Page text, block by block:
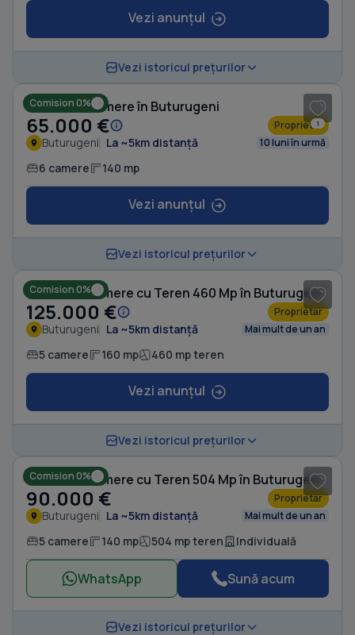
Vezi anunțul
Vezi istoricul prețurilor
1
Comision 0%
Casă cu 6 camere în Buturugeni
65.000 € Proprietar
Buturugeni La ~5km distanță 10 luni în urmă
6 camere 140 mp
Vezi anunțul
Vezi istoricul prețurilor
Comision 0%
Casă cu 5 camere cu Teren 460 Mp în Buturugeni
125.000 € Proprietar
Buturugeni La ~5km distanță Mai mult de un an
5 camere 160 mp 460 mp teren
Vezi anunțul
Vezi istoricul prețurilor
Comision 0%
Casă cu 5 camere cu Teren 504 Mp în Buturugeni
90.000 € Proprietar
Buturugeni La ~5km distanță Mai mult de un an
5 camere 140 mp 504 mp teren Individuală
WhatsApp Sună acum
Vezi istoricul prețurilor